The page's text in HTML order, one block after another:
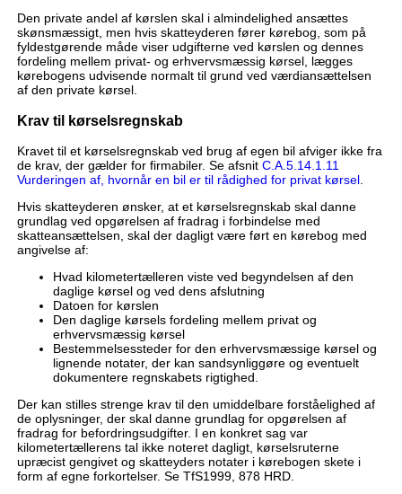
Den private andel af kørslen skal i almindelighed ansættes
skønsmæssigt, men hvis skatteyderen fører kørebog, som på
fyldestgørende måde viser udgifterne ved kørslen og dennes
fordeling mellem privat- og erhvervsmæssig kørsel, lægges
kørebogens udvisende normalt til grund ved værdiansættelsen
af den private kørsel.
Krav til kørselsregnskab
Kravet til et kørselsregnskab ved brug af egen bil afviger ikke fra
de krav, der gælder for firmabiler. Se afsnit C.A.5.14.1.11
Vurderingen af, hvornår en bil er til rådighed for privat kørsel.
Hvis skatteyderen ønsker, at et kørselsregnskab skal danne
grundlag ved opgørelsen af fradrag i forbindelse med
skatteansættelsen, skal der dagligt være ført en kørebog med
angivelse af:
Hvad kilometertælleren viste ved begyndelsen af den
daglige kørsel og ved dens afslutning
Datoen for kørslen
Den daglige kørsels fordeling mellem privat og
erhvervsmæssig kørsel
Bestemmelsessteder for den erhvervsmæssige kørsel og
lignende notater, der kan sandsynliggøre og eventuelt
dokumentere regnskabets rigtighed.
Der kan stilles strenge krav til den umiddelbare forståelighed af
de oplysninger, der skal danne grundlag for opgørelsen af
fradrag for befordringsudgifter. I en konkret sag var
kilometertællerens tal ikke noteret dagligt, kørselsruterne
upræcist gengivet og skatteyders notater i kørebogen skete i
form af egne forkortelser. Se TfS1999, 878 HRD.